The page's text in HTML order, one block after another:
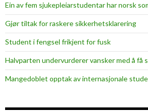
f
e
s
t
v
a
Ein av fem sjukepleiar­studentar har norsk
Gjør tiltak for raskere sikkerhets­klarering
Student i fengsel frikjent for fusk
Halvparten undervurderer vansker med å få
Mangedoblet opptak av internasjonale